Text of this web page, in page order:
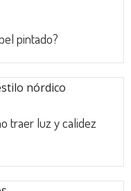
pintado?
traer luz y calidez